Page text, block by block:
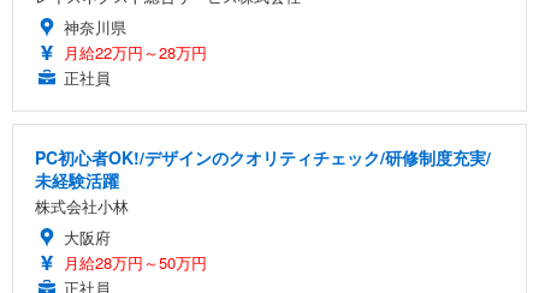
神奈川県
月給22万円～28万円
正社員
PC初心者OK!/デザインのクオリティチェック/研修制度充実/
未経験活躍
株式会社小林
大阪府
月給28万円～50万円
正社員